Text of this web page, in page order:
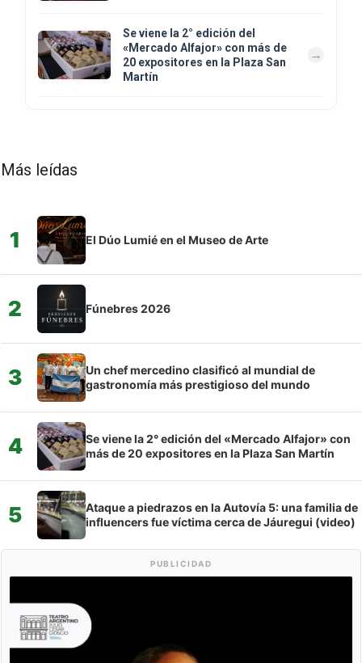
Se viene la 2° edición del
«Mercado Alfajor» con más de
20 expositores en la Plaza San
Martín
Más leídas
1 El Dúo Lumié en el Museo de Arte
2 Fúnebres 2026
3
Un chef mercedino clasificó al mundial de
gastronomía más prestigioso del mundo
4
Se viene la 2° edición del «Mercado Alfajor» con
más de 20 expositores en la Plaza San Martín
5
Ataque a piedrazos en la Autovía 5: una familia de
influencers fue víctima cerca de Jáuregui (video)
PUBLICIDAD